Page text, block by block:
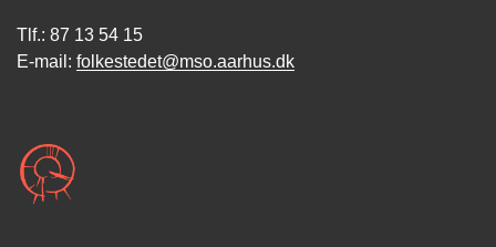
Tlf.: 87 13 54 15
E-mail: folkestedet@mso.aarhus.dk